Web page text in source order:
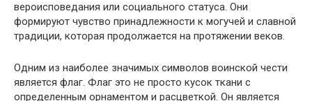
вероисповедания или социального статуса. Они
формируют чувство принадлежности к могучей и славной
традиции, которая продолжается на протяжении веков.
Одним из наиболее значимых символов воинской чести
является флаг. Флаг это не просто кусок ткани с
определенным орнаментом и расцветкой. Он является